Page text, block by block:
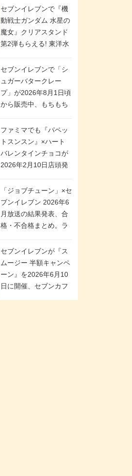
メリカンドッグが税抜
き69円!
スタート。セブン、フ
ァミマ、ローソンの3社
で異なるデザイン＆対
象商品
セブンイレブンで『機
動戦士ガンダム 水星の
魔女』クリアスタンド
第2弾もらえる! 東洋水
ペーンが2026年5月26
日スタート。浴衣＆た
ぬき・キツネ姿のスレ
ッタ / ミオリネ / グエ
号・5号) / シャディク
ドになって登場!
セブンイレブンで「シ
ュガーバタークレー
プ」が2026年8月1日頃
から販売中、もちもち
シュガー＆バターをレ
ンジアップで手軽に楽
しめる冷凍食品。2個入
り
ファミマでも『パペッ
トスンスン』×ハート
バレンタインチョコが
2026年2月10日店頭発
チョコ」「チョコ缶」
「ツインギフト」が登
場
「ジョブチューン」×セ
ブンイレブン 2026年6
月放送の結果発表、合
格・不合格まとめ。ラ
合格「金のハンバー
グ」。満場一致合格数
は6商品、合格数は2商
品。TVerでの見逃し配
セブンイレブンが『ス
ムージー 半額キャンペ
ーン』を2026年6月10
日に開催、セブンカフ